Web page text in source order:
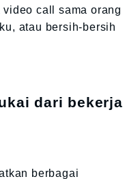
call sama orang
atau bersih-bersih
dari bekerja
berbagai